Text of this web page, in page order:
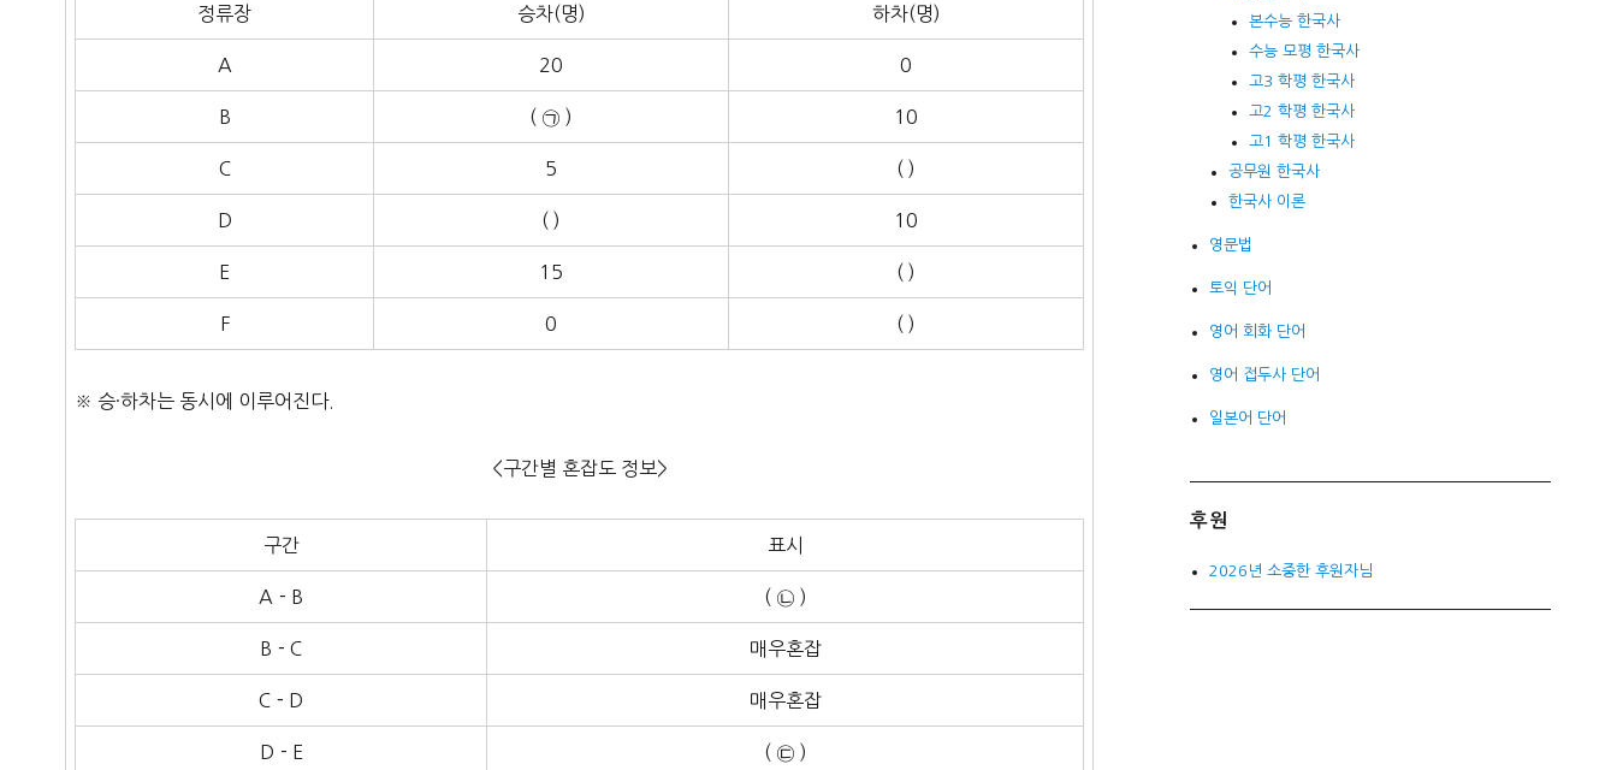
정류장 승차(명) 하차(명)
A 20 0
B ( ㉠ ) 10
C 5 ( )
D ( ) 10
E 15 ( )
F 0 ( )
※ 승·하차는 동시에 이루어진다.
<구간별 혼잡도 정보>
구간 표시
A－B ( ㉡ )
B－C 매우혼잡
C－D 매우혼잡
D－E ( ㉢ )
본수능 한국사
수능 모평 한국사
고3 학평 한국사
고2 학평 한국사
고1 학평 한국사
공무원 한국사
한국사 이론
영문법
토익 단어
영어 회화 단어
영어 접두사 단어
일본어 단어
후원
2026년 소중한 후원자님